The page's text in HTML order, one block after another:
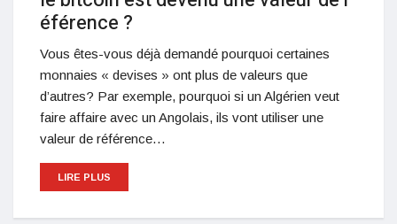
éférence ?
Vous êtes-vous déjà demandé pourquoi certaines
monnaies « devises » ont plus de valeurs que
d’autres? Par exemple, pourquoi si un Algérien veut
faire affaire avec un Angolais, ils vont utiliser une
valeur de référence…
LIRE PLUS